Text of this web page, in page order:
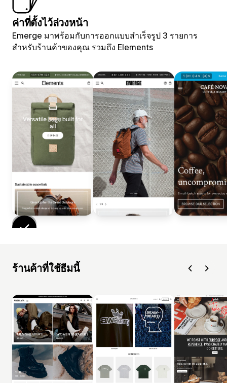
ค่าที่ตั้งไว้ล่วงหน้า
Emerge มาพร้อมกับการออกแบบสำเร็จรูป 3 รายการ
สำหรับร้านค้าของคุณ รวมถึง Elements
ร้านค้าที่ใช้ธีมนี้